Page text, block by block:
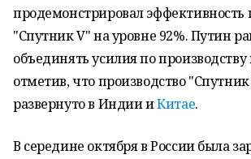
продемонстрировал
"Спутник V" на уровне 92%. Путин
объединять усилия по
отметив, что производство
развернуто в Индии иКитае.
В середине октября в России была